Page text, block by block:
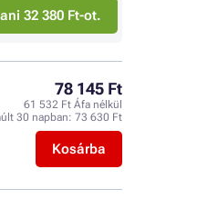
32 380 Ft-ot.
78 145 Ft
61 532 Ft Áfa nélkül
30 napban: 73 630 Ft
Kosárba